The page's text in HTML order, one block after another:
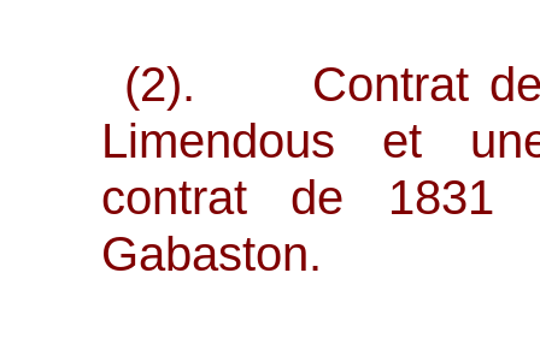
(2). Contrat de
Limendous et
contrat de 1831
Gabaston.